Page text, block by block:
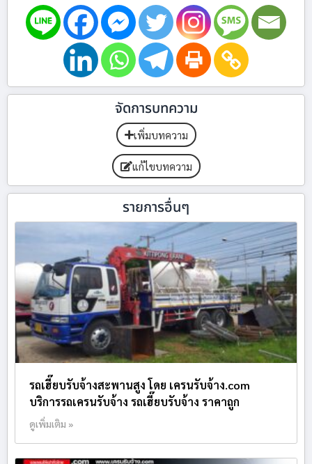
จัดการบทความ
เพิ่มบทความ
แก้ไขบทความ
รายการอื่นๆ
รถเฮี๊ยบรับจ้างสะพานสูง โดย เครนรับจ้าง.com
บริการรถเครนรับจ้าง รถเฮี๊ยบรับจ้าง ราคาถูก
ดูเพิ่มเติม »